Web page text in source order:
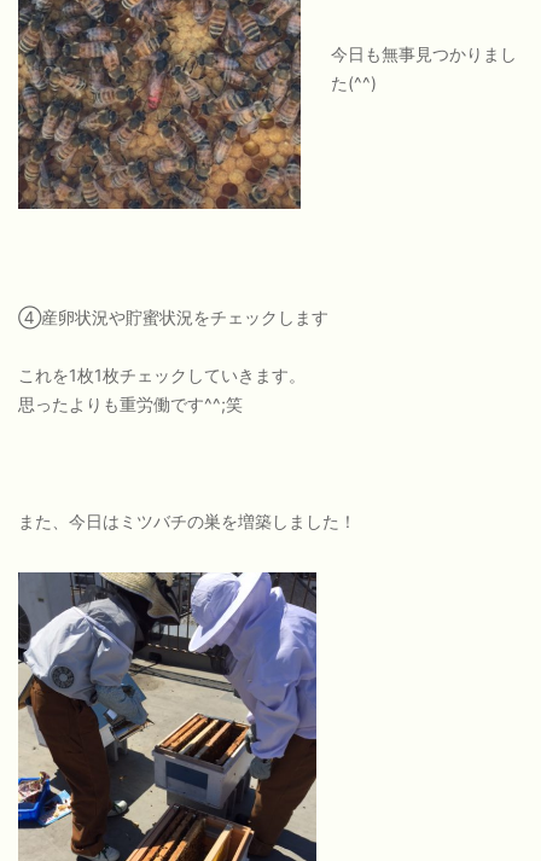
今日も無事見つかりまし
た(^^)
④産卵状況や貯蜜状況をチェックします
これを1枚1枚チェックしていきます。
思ったよりも重労働です^^;笑
また、今日はミツバチの巣を増築しました！